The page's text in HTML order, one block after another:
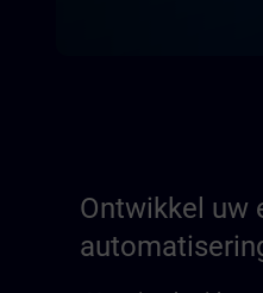
Ontwikkel uw